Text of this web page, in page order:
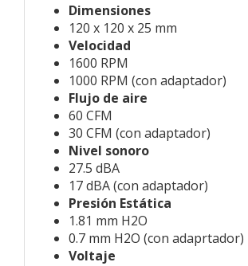
Dimensiones
120 x 120 x 25 mm
Velocidad
1600 RPM
1000 RPM (con adaptador)
Flujo de aire
60 CFM
30 CFM (con adaptador)
Nivel sonoro
27.5 dBA
17 dBA (con adaptador)
Presión Estática
1.81 mm H2O
0.7 mm H2O (con adaprtador)
Voltaje